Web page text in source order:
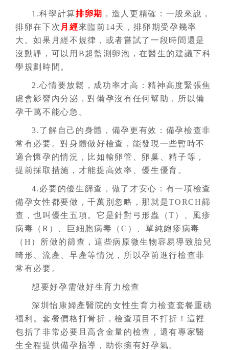
1.科學計算排卵期
，造人更精確：一般來說，
排卵在下次 月經來臨前14天，排卵期受孕幾率
大。如果月經不規律，或者嘗試了一段時間還是
沒動靜，可以用B超監測卵泡，在醫生的建議下科
學規劃時間。
2.心情要放鬆，成功率才高：精神高度緊張焦
慮會影響內分泌，對備孕沒有任何幫助，所以備
孕千萬不能心急。
3.了解自己的身體，備孕更有效：備孕檢查非
常有必要。對身體做好檢查，能發現一些暫時不
適合懷孕的情況，比如輸卵管、卵巢、精子等，
提前採取措施，才能提高效率、優生優育。
4.必要的優生篩查，做了才安心：有一項檢查
備孕女性都要做，千萬別忽略，那就是TORCH篩
查，也叫優生五項。它是針對弓形蟲（T）、風疹
病毒（R）、巨細胞病毒（C）、單純皰疹病毒
（H）所做的篩查，這些病原微生物容易導致胎兒
畸形、流產、早產等情況，所以孕前進行檢查非
常有必要。
想要好孕需做好生育力檢查
深圳怡康婦產醫院的女性生育力檢查套餐重磅
福利。套餐價格打骨折，檢查項目不打折！這裡
包括了非常必要且高含金量的檢查，還有專家醫
生全程提供備孕指導，助你擁有好孕氣。